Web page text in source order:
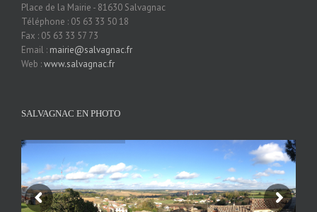
Place de la Mairie - 81630 Salvagnac
Téléphone : 05 63 33 50 18
Fax : 05 63 33 57 73
Email : mairie@salvagnac.fr
Web :www.salvagnac.fr
SALVAGNAC EN PHOTO